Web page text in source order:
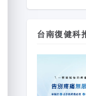
台南復健科